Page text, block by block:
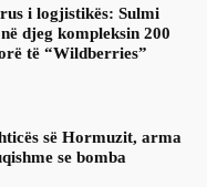
i logjistikës: Sulmi
djeg kompleksin 200
të “Wildberries”
së Hormuzit, arma
se bomba